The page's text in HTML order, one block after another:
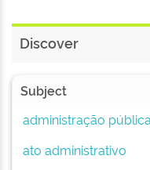
Discover
Subject
administração
ato administrativo